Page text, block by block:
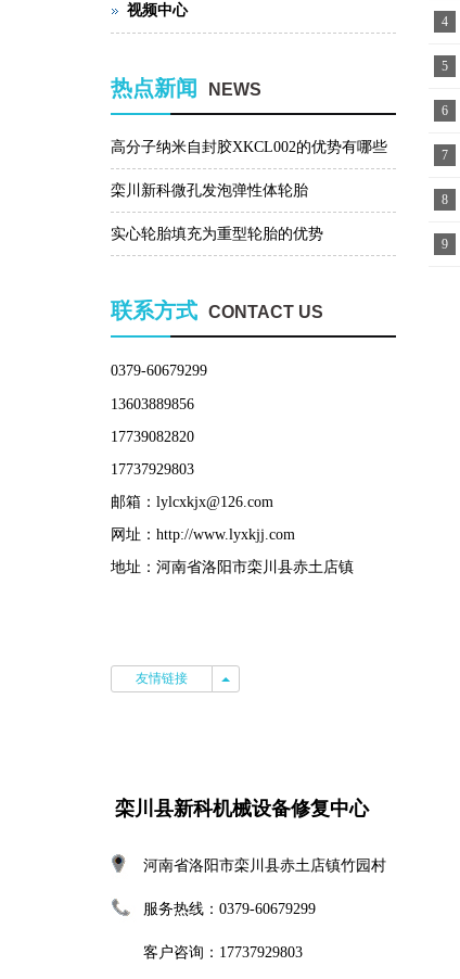
4
5
6
7
8
9
视频中心
热点新闻 NEWS
高分子纳米自封胶XKCL002的优势有哪些
栾川新科微孔发泡弹性体轮胎
实心轮胎填充为重型轮胎的优势
联系方式 CONTACT US
0379-60679299
13603889856
17739082820
17737929803
邮箱：lylcxkjx@126.com
网址：http://www.lyxkjj.com
地址：河南省洛阳市栾川县赤土店镇
友情链接 友情链接
栾川县新科机械设备修复中心
河南省洛阳市栾川县赤土店镇竹园村
服务热线：0379-60679299
客户咨询：17737929803